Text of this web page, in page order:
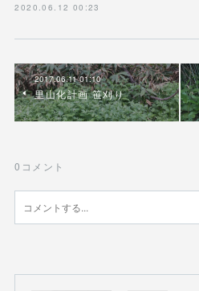
2020.06.12 00:23
2017.06.11 01:10
里山化計画 笹刈り
0 コメント